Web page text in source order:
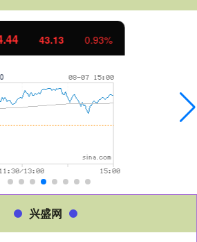
1134.24 11.37
兴盛网